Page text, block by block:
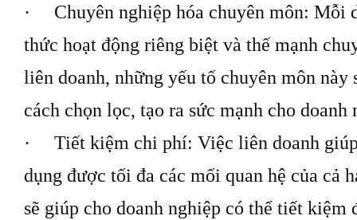
· Chuyên nghiệp hóa chuyên môn: Mỗi
thức hoạt động riêng biệt và thế mạnh
liên doanh, những yếu tố chuyên môn
cách chọn lọc, tạo ra sức mạnh cho doanh
· Tiết kiệm chi phí: Việc liên doanh giúp
dụng được tối đa các mối quan hệ của cả
sẽ giúp cho doanh nghiệp có thể tiết kiệm